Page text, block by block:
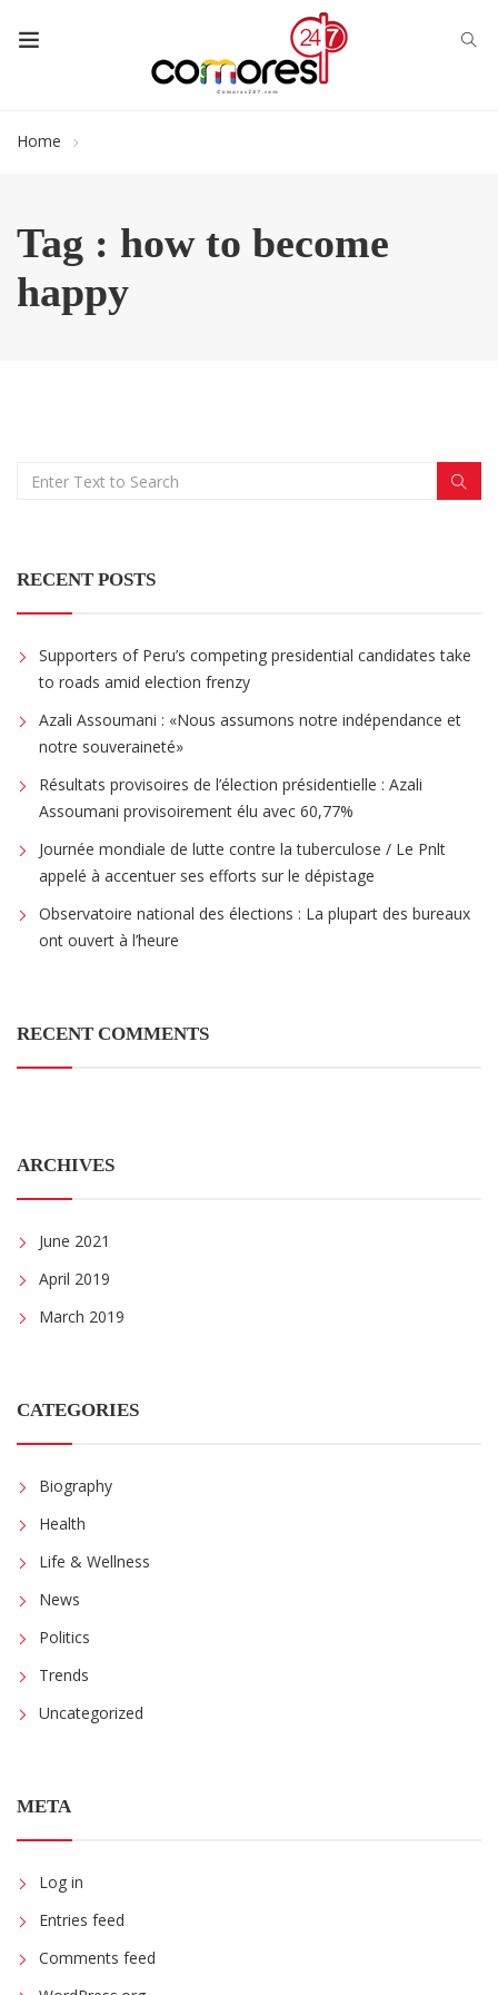
Home
Tag : how to become
happy
RECENT POSTS
Supporters of Peru’s competing presidential candidates take
to roads amid election frenzy
Azali Assoumani : «Nous assumons notre indépendance et
notre souveraineté»
Résultats provisoires de l’élection présidentielle : Azali
Assoumani provisoirement élu avec 60,77%
Journée mondiale de lutte contre la tuberculose / Le Pnlt
appelé à accentuer ses efforts sur le dépistage
Observatoire national des élections : La plupart des bureaux
ont ouvert à l’heure
RECENT COMMENTS
ARCHIVES
June 2021
April 2019
March 2019
CATEGORIES
Biography
Health
Life & Wellness
News
Politics
Trends
Uncategorized
META
Log in
Entries feed
Comments feed